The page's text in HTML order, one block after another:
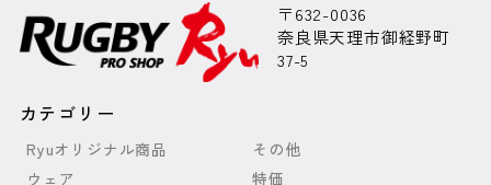
〒632-0036
奈良県天理市御経野町
37-5
カテゴリー
Ryuオリジナル商品
ウェア
その他
特価